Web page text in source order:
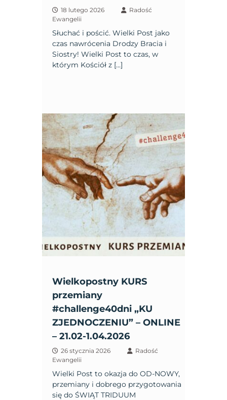
18 lutego 2026
Radość
Ewangelii
Słuchać i pościć. Wielki Post jako
czas nawrócenia Drodzy Bracia i
Siostry! Wielki Post to czas, w
którym Kościół z […]
Wielkopostny KURS
przemiany
#challenge40dni „KU
ZJEDNOCZENIU” – ONLINE
– 21.02-1.04.2026
26 stycznia 2026
Radość
Ewangelii
Wielki Post to okazja do OD-NOWY,
przemiany i dobrego przygotowania
się do ŚWIĄT TRIDUUM